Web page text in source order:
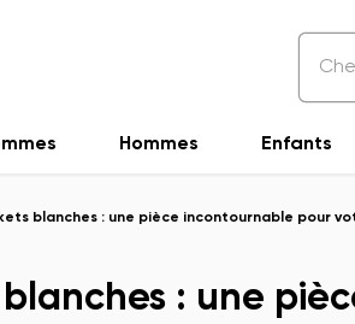
Hommes Enfants
blanches : une pièce incontournable pour
blanches : une